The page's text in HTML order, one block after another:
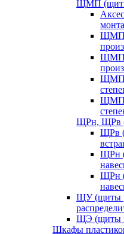
ЩМП (щиты
ЩМП
ЩМП
ЩМП
ЩМП
ЩРн, ЩРв
ЩРв
ЩРн
ЩРн
ЩУ (щиты
ЩЭ (щиты
Шкафы